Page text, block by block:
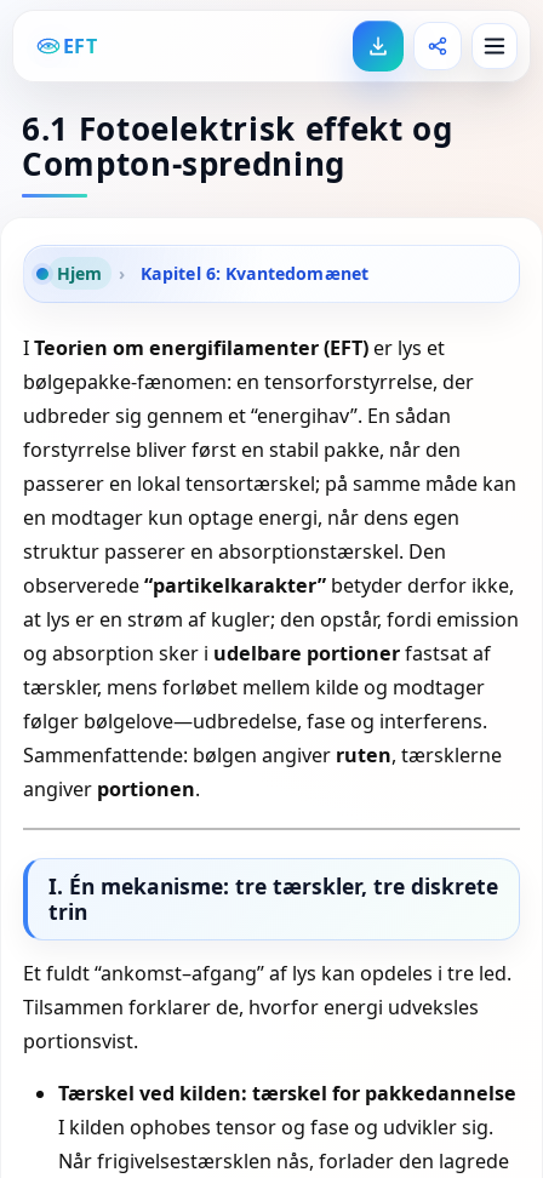
EFT
6.1 Fotoelektrisk effekt og
Compton-spredning
Hjem › Kapitel 6: Kvantedomænet
ITeorien om energifilamenter (EFT) er lys et
bølgepakke-fænomen: en tensorforstyrrelse, der
udbreder sig gennem et “energihav”. En sådan
forstyrrelse bliver først en stabil pakke, når den
passerer en lokal tensortærskel; på samme måde kan
en modtager kun optage energi, når dens egen
struktur passerer en absorptionstærskel. Den
observerede“partikelkarakter” betyder derfor ikke,
at lys er en strøm af kugler; den opstår, fordi emission
og absorption sker i udelbare portionerfastsat af
tærskler, mens forløbet mellem kilde og modtager
følger bølgelove—udbredelse, fase og interferens.
Sammenfattende: bølgen angiver ruten, tærsklerne
angiver portionen.
I. Én mekanisme: tre tærskler, tre diskrete
trin
Et fuldt “ankomst–afgang” af lys kan opdeles i tre led.
Tilsammen forklarer de, hvorfor energi udveksles
portionsvist.
Tærskel ved kilden: tærskel for pakke­dannelse
I kilden ophobes tensor og fase og udvikler sig.
Når frigivelsestærsklen nås, forlader den lagrede